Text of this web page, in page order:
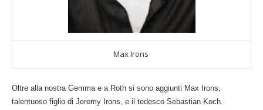
Max Irons
Oltre alla nostra Gemma e a Roth si sono aggiunti Max Irons,
talentuoso figlio di Jeremy Irons, e il tedesco Sebastian Koch.